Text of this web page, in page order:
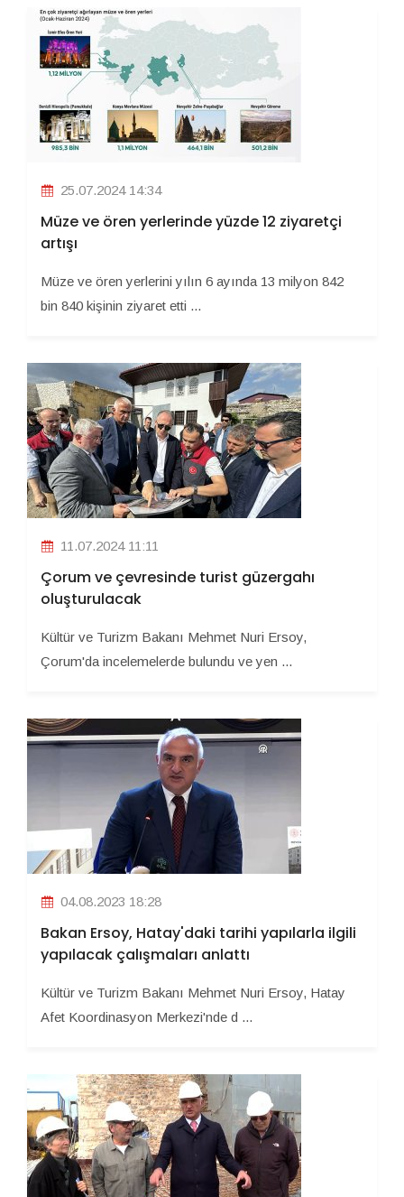
25.07.2024 14:34
Müze ve ören yerlerinde yüzde 12 ziyaretçi
artışı
Müze ve ören yerlerini yılın 6 ayında 13 milyon 842
bin 840 kişinin ziyaret etti ...
11.07.2024 11:11
Çorum ve çevresinde turist güzergahı
oluşturulacak
Kültür ve Turizm Bakanı Mehmet Nuri Ersoy,
Çorum'da incelemelerde bulundu ve yen ...
04.08.2023 18:28
Bakan Ersoy, Hatay'daki tarihi yapılarla ilgili
yapılacak çalışmaları anlattı
Kültür ve Turizm Bakanı Mehmet Nuri Ersoy, Hatay
Afet Koordinasyon Merkezi'nde d ...